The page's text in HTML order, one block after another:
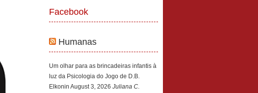
Facebook
Humanas
Um olhar para as brincadeiras infantis à
luz da Psicologia do Jogo de D.B.
Elkonin August 3, 2026 Juliana C.